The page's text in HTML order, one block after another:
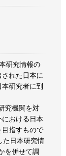
研究情報の
れた日本に
研究者に到
究機関を対
おける日本
指すもので
た日本研究情
を併せて調